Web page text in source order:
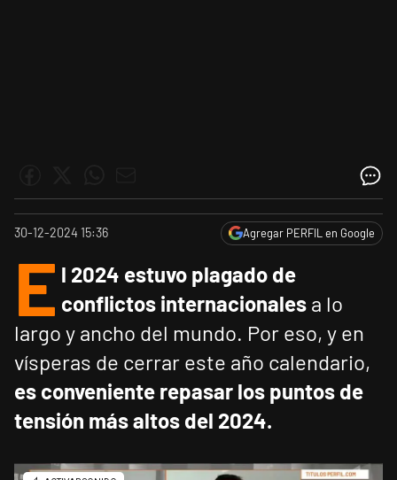
30-12-2024 15:36 Agregar PERFIL en Google
E l 2024 estuvo plagado de
conflictos internacionales a lo
largo y ancho del mundo. Por eso, y en
vísperas de cerrar este año calendario,
es conveniente repasar los puntos de
tensión más altos del 2024.